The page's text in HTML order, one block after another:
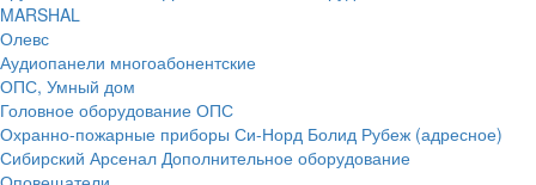
MARSHAL
Олевс
Аудиопанели многоабонентские
ОПС, Умный дом
Головное оборудование ОПС
Охранно-пожарные приборы Си-Норд Болид Рубеж (адресное)
Сибирский Арсенал Дополнительное оборудование